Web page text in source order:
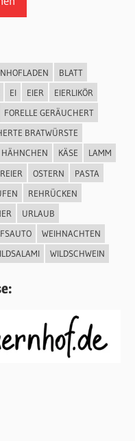
BLATT
EI EIER
EIERLIKÖR
FORELLE GERÄUCHERT
BRATWÜRSTE
HÄHNCHEN KÄSE
LAMM
OSTERN
PASTA
REHRÜCKEN
URLAUB
WEIHNACHTEN
WILDSCHWEIN